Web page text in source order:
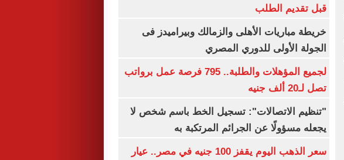
قبل تقديم الطلب
خريطة مباريات الأهلى والزمالك وبيراميدز فى
الجولة الأولى للدوري المصري
لجميع المؤهلات والطلبة.. 795 فرصة عمل برواتب
تصل لـ20 ألف جنيه
"تنظيم الاتصالات": تسجيل الخط باسم شخص لا
يجعله مسؤولًا عن الجرائم المرتكبة به
سعر الذهب اليوم يقفز 100 جنيه في مصر.. عيار